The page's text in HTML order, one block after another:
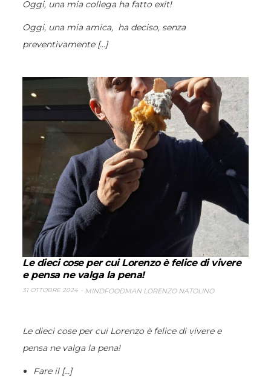
Oggi, una mia collega ha fatto exit!
Oggi, una mia amica, ha deciso, senza
preventivamente [...]
Le dieci cose per cui Lorenzo è felice di vivere
e pensa ne valga la pena!
31 OTTOBRE 2024 MINDFOODMAN LORENZO NATOLINO
Le dieci cose per cui Lorenzo è felice di vivere e
pensa ne valga la pena!
Fare il [...]